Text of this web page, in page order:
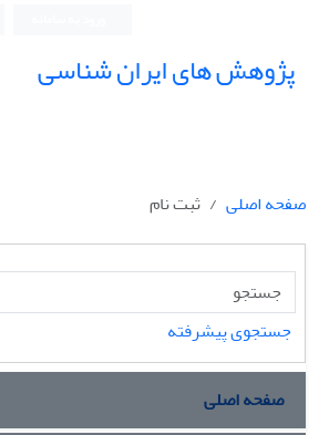
پژوهش های ایران شناسی
صفحه اصلی ثبت نام
جستجوی پیشرفته
صفحه اصلی